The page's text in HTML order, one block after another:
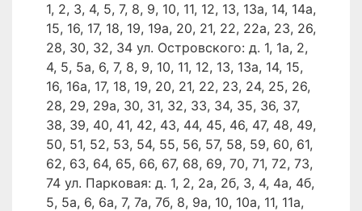
1, 2, 3, 4, 5, 7, 8, 9, 10, 11, 12, 13, 13а, 14, 14а,
15, 16, 17, 18, 19, 19а, 20, 21, 22, 22а, 23, 26,
28, 30, 32, 34 ул. Островского: д. 1, 1а, 2,
4, 5, 5а, 6, 7, 8, 9, 10, 11, 12, 13, 13а, 14, 15,
16, 16а, 17, 18, 19, 20, 21, 22, 23, 24, 25, 26,
28, 29, 29а, 30, 31, 32, 33, 34, 35, 36, 37,
38, 39, 40, 41, 42, 43, 44, 45, 46, 47, 48, 49,
50, 51, 52, 53, 54, 55, 56, 57, 58, 59, 60, 61,
62, 63, 64, 65, 66, 67, 68, 69, 70, 71, 72, 73,
74 ул. Парковая: д. 1, 2, 2а, 2б, 3, 4, 4а, 4б,
5, 5а, 6, 6а, 7, 7а, 7б, 8, 9а, 10, 10а, 11, 11а,